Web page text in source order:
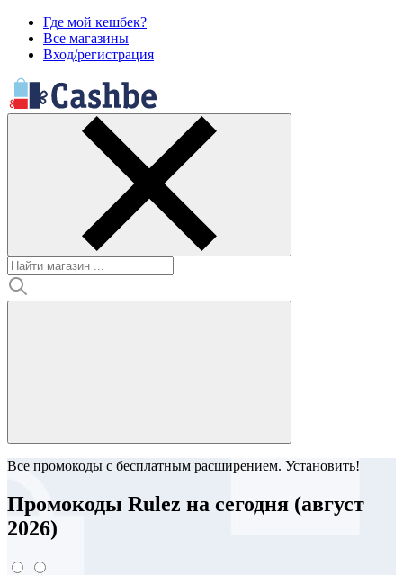
Где мой кешбек?
Все магазины
Вход/регистрация
Все промокоды с бесплатным расширением. Установить!
Промокоды Rulez на сегодня (август
2026)